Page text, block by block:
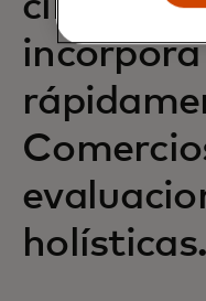
incorpora
holísticas.